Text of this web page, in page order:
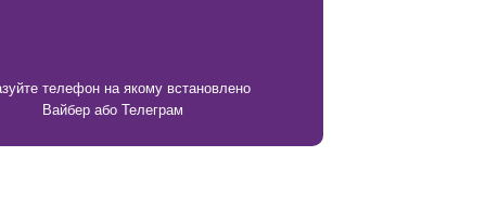
телефон на якому встановлено
Вайбер або Телеграм